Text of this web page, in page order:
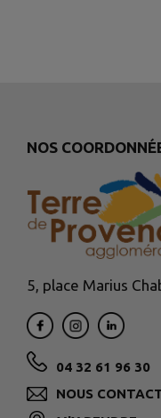
NOS
5, place Marius
04 32 61 96 30
NOUS